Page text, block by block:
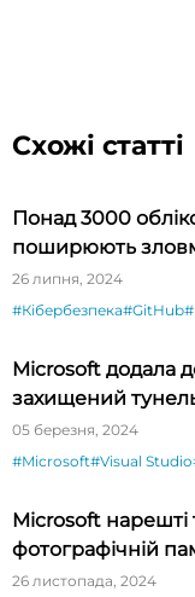
Схожі статті
Понад 3000
поширюють
26 липня, 2024
#Кібербезпека#GitHub
Microsoft додала
захищений
спрощує
05 березня, 2024
#Microsoft#Visual Studio
Microsoft нарешті
фотографічній
26 листопада, 2024